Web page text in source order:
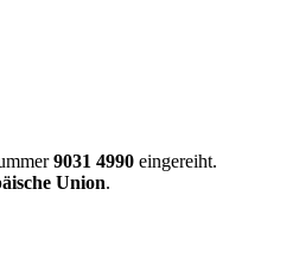
9031 4990 eingereiht.
Union.